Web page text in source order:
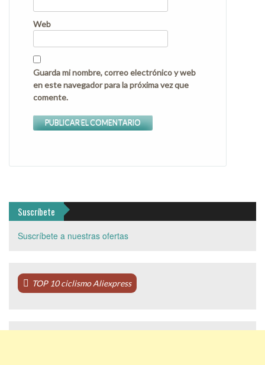
Web
Guarda mi nombre, correo electrónico y web
en este navegador para la próxima vez que
comente.
Suscríbete
Suscríbete a nuestras ofertas
TOP 10 ciclismo Aliexpress